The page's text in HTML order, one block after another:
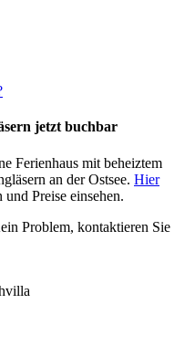
jetzt buchbar
Ferienhaus mit beheiztem
an der Ostsee. Hier
Preise einsehen.
Problem, kontaktieren Sie